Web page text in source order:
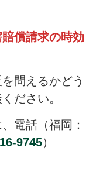
償請求の時効
問えるかどう
ださい。
電話（福岡：
9745）